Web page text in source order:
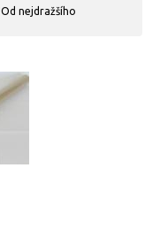
Od nejdražšího